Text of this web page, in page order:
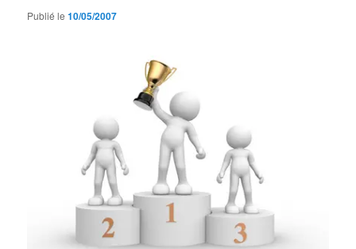
Publié le10/05/2007